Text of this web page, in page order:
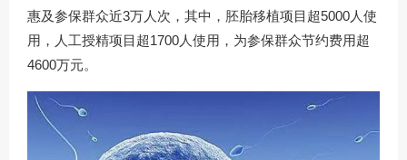
惠及参保群众近3万人次，其中，胚胎移植项目超5000人使
用，人工授精项目超1700人使用，为参保群众节约费用超
4600万元。